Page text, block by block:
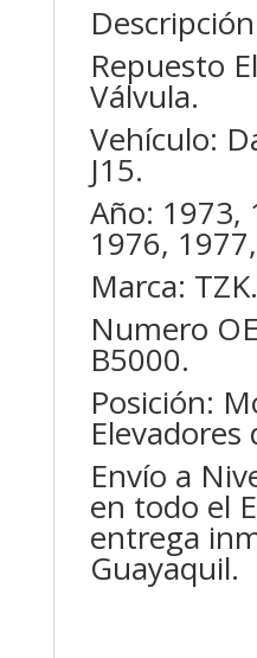
Descripción
Repuesto
Válvula.
Vehículo:
J15.
Año: 1973,
1976,
Marca: TZK.
Numero
B5000.
Posición:
Elevadores
Envío a
en todo el
entrega
Guayaquil.